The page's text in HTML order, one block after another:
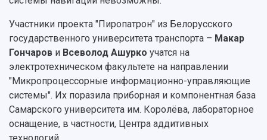
Участники проекта "Пиропатрон" из Белорусского
государственного университета транспорта – Макар
Гончаров и Всеволод Ашурко учатся на
электротехническом факультете на направлении
"Микропроцессорные информационно-управляющие
системы". Их поразила приборная и компонентная база
Самарского университета им. Королёва, лабораторное
оснащение, в частности, Центра аддитивных